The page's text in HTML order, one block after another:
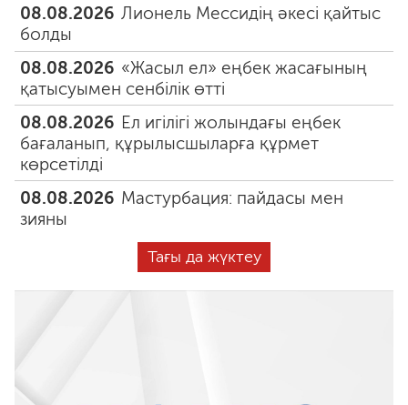
08.08.2026 Лионель Мессидің әкесі қайтыс
болды
08.08.2026 «Жасыл ел» еңбек жасағының
қатысуымен сенбілік өтті
08.08.2026 Ел игілігі жолындағы еңбек
бағаланып, құрылысшыларға құрмет
көрсетілді
08.08.2026 Мастурбация: пайдасы мен
зияны
Тағы да жүктеу